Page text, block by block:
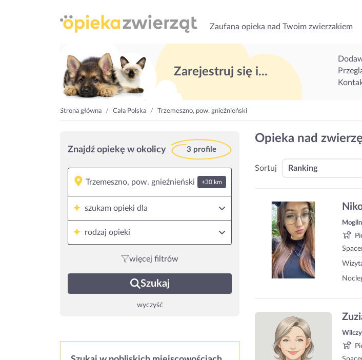
Zaufana opieka nad Twoim zwierzakiem
Zarejestruj się i...
Strona główna Cała Polska Trzemeszno, pow. gnieźnieński
Znajdź opiekę w okolicy 3 profile
+30 km
szukam opieki dla
rodzaj opieki
więcej filtrów
Szukaj
wyczyść
Opieka nad
Sortuj